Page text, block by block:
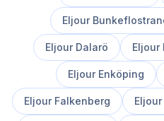
Eljour
Eljour Dalarö Eljour
Eljour Enköping
Eljour Falkenberg Eljour